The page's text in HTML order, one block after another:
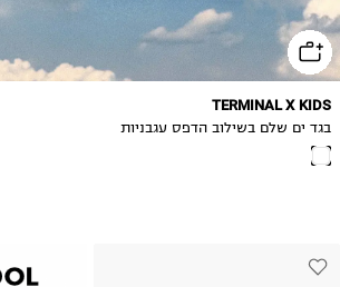
TERMINAL X KIDS
בגד ים שלם בשילוב הדפס עגבניות